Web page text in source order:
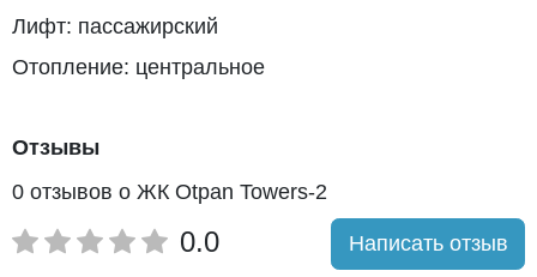
Лифт: пассажирский
Отопление: центральное
Отзывы
0 отзывов о ЖК Otpan Towers-2
0.0 Написать отзыв